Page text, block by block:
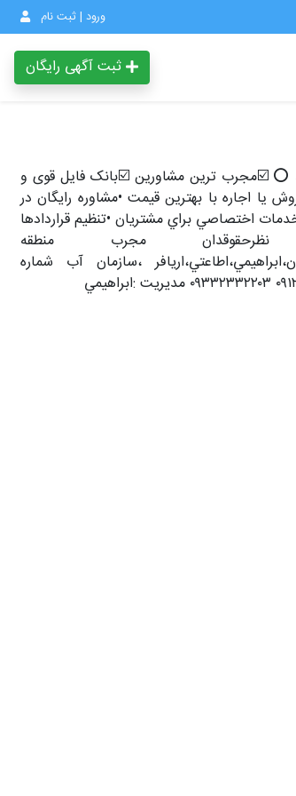
ورود | ثبت نام
ثبت آگهی رایگان
⭕️ ☑️مجرب ترین مشاورین ☑️بانک فایل قوی و
اجاره با بهترین قیمت •مشاوره رايگان در
اختصاصي براي مشتريان •تنظيم قراردادها
مجرب منطقه
،سازمان آب شماره